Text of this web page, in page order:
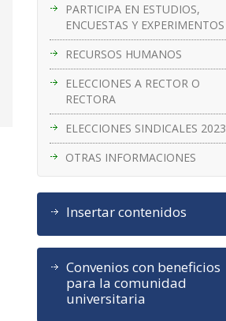
PARTICIPA EN ESTUDIOS,
ENCUESTAS Y EXPERIMENTOS
RECURSOS HUMANOS
ELECCIONES A RECTOR O
RECTORA
ELECCIONES SINDICALES 2023
OTRAS INFORMACIONES
Insertar contenidos
Convenios con beneficios
para la comunidad
universitaria